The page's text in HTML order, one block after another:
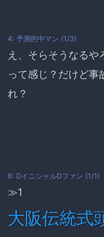
4: 予測的中マン (1/3)
え、そらそうなるや
って感じ？だけど事
れ？
6: DイニシャルDファン (1/1)
≫1
大阪伝統式